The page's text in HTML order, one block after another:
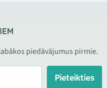
piedāvājumus pirmie.
Pieteikties